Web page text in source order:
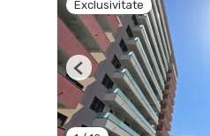
Exclusivitate
Previous